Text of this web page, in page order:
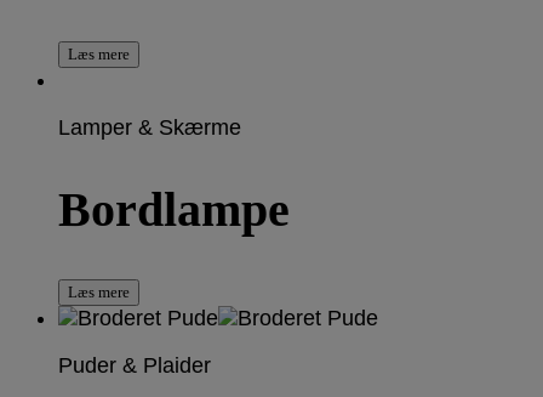
Læs mere
Lamper & Skærme
Bordlampe
Læs mere
Puder & Plaider